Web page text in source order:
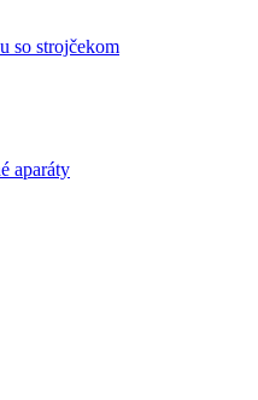
so strojčekom
aparáty